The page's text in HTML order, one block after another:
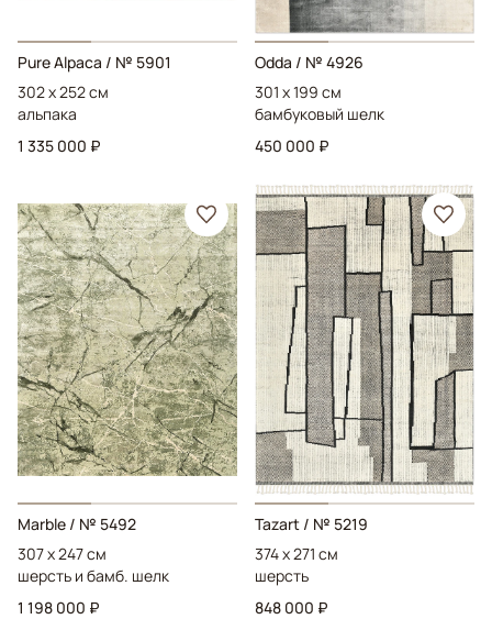
Pure Alpaca / № 5901
302 x 252 см
альпака
1 335 000 ₽
Odda / № 4926
301 x 199 см
бамбуковый шелк
450 000 ₽
Marble / № 5492
307 x 247 см
шерсть и бамб. шелк
1 198 000 ₽
Tazart / № 5219
374 x 271 см
шерсть
848 000 ₽